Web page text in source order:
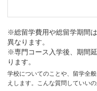
※総留学費用や総留学期間
異なります。
※専門コース入学後、期間
ります。
学校についてのことや、留学全
えします。こんな質問していい